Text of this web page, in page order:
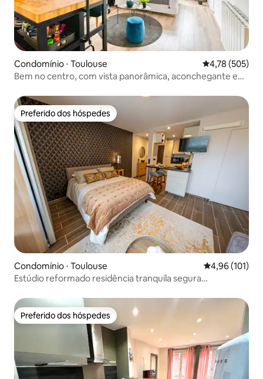
Condomínio ⋅ Toulouse 4,78 de uma
4,78 (505)
Bem no centro, com vista panorâmica, aconchegante e
Preferido dos hóspedes
Preferido dos hóspedes
Condomínio ⋅ Toulouse 4,96 de uma
4,96 (101)
Estúdio reformado residência tranquila segura
Preferido dos hóspedes
Preferido dos hóspedes